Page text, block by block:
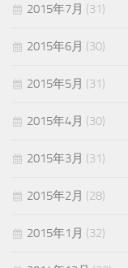
2015年7月 (31)
2015年6月 (30)
2015年5月 (31)
2015年4月 (30)
2015年3月 (31)
2015年2月 (28)
2015年1月 (32)